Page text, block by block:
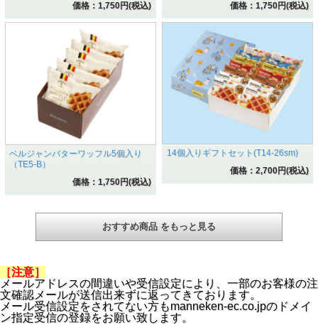
価格：1,750円(税込)
価格：1,750円(税込)
ベルジャンバターワッフル5個入り
（TE5-B）
価格：1,750円(税込)
14個入りギフトセット(T14-26sm)
価格：2,700円(税込)
おすすめ商品 をもっと見る
［注意］
メールアドレスの間違いや受信設定により、一部のお客様の注
文確認メールが送信出来ずに返ってきております。
メール受信設定をされてない方もmanneken-ec.co.jpの ドメイ
ン指定受信の登録をお願い致します。